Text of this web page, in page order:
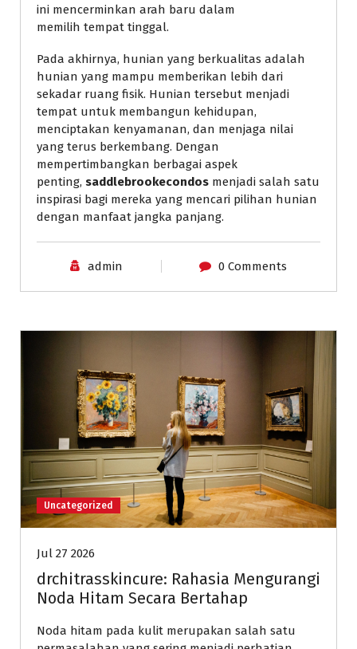
ini mencerminkan arah baru dalam
memilih tempat tinggal.
Pada akhirnya, hunian yang berkualitas adalah
hunian yang mampu memberikan lebih dari
sekadar ruang fisik. Hunian tersebut menjadi
tempat untuk membangun kehidupan,
menciptakan kenyamanan, dan menjaga nilai
yang terus berkembang. Dengan
mempertimbangkan berbagai aspek
penting, saddlebrookecondos menjadi salah satu
inspirasi bagi mereka yang mencari pilihan hunian
dengan manfaat jangka panjang.
admin 0 Comments
Uncategorized
Jul 27 2026
drchitrasskincure: Rahasia Mengurangi
Noda Hitam Secara Bertahap
Noda hitam pada kulit merupakan salah satu